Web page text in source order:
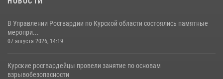
В Управлении Росгвардии по Курской области состоялись памятные
меропри...
07 августа 2026, 14:19
Курские росгвардейцы провели занятие по основам
взрывобезопасности